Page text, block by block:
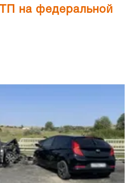
на федеральной